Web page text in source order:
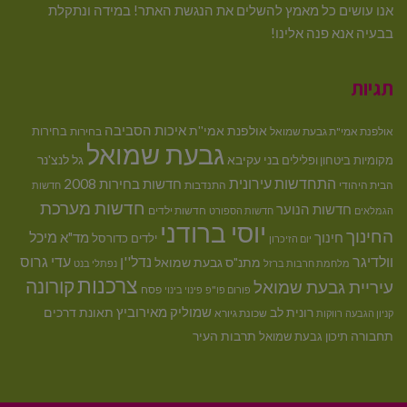
אנו עושים כל מאמץ להשלים את הנגשת האתר! במידה ונתקלת
בבעיה אנא פנה אלינו!
תגיות
אולפנת אמי"ת גבעת שמואל אולפנת אמי''תאיכות הסביבה בחירות בחירות
מקומיות ביטחון ופלילים בני עקיבא גבעת שמואל גל לנצ'נר
הבית היהודי התחדשות עירונית התנדבות חדשות בחירות 2008 חדשות
הגמלאים חדשות הנוער חדשות הספורט חדשות ילדים חדשות מערכת
החינוך חינוך יום הזיכרון יוסי ברודני ילדים כדורסל מד"א מיכל
וולדיגר מלחמת חרבות ברזל מתנ"ס גבעת שמואל נדל''ן נפתלי בנט עדי גרוס
עיריית גבעת שמואל פורום פו"פ פינוי בינוי פסח צרכנותקורונה
קניון הגבעה רווקות רונית לב שכונת גיורא שמוליק מאירוביץ תאונת דרכים
תחבורה תיכון גבעת שמואל תרבות העיר